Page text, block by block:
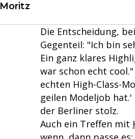
Moritz
Die Entscheidung, bei
Gegenteil: "Ich bin
Ein ganz klares
war schon echt
echten High-Class-
geilen Modeljob
der Berliner stolz.
Auch ein Treffen mit